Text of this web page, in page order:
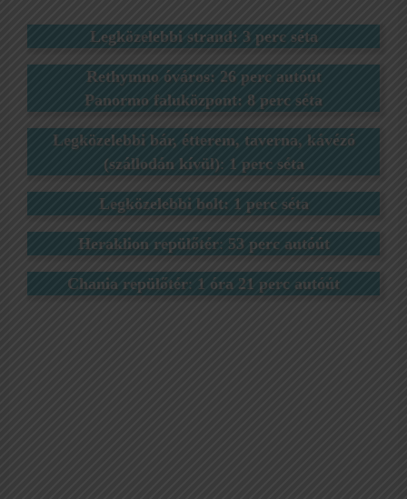
Legközelebbi strand: 3 perc séta
Rethymno óváros: 26 perc autóút
Panormo faluközpont: 8 perc séta
Legközelebbi bár, étterem, taverna, kávézó
(szállodán kívül): 1 perc séta
Legközelebbi bolt: 1 perc séta
Heraklion repülőtér: 53 perc autóút
Chania repülőtér: 1 óra 21 perc autóút